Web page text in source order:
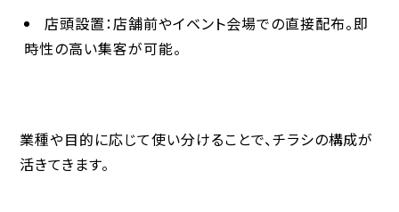
店頭設置：店舗前やイベント会場での直接配布。即
時性の高い集客が可能。
業種や目的に応じて使い分けることで、チラシの構成が
活きてきます。